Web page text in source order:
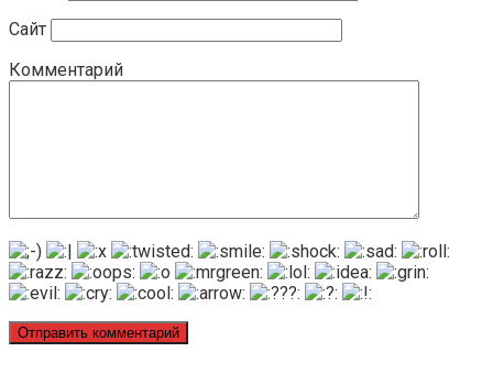
Сайт
Комментарий